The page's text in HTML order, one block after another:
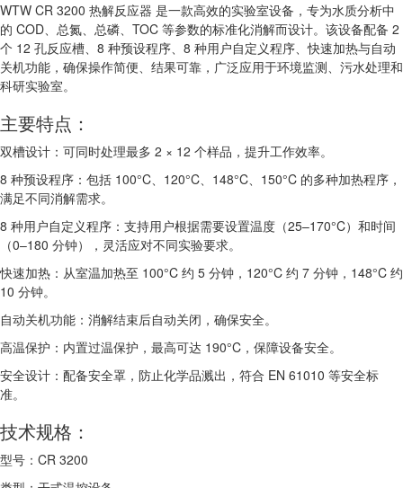
WTW CR 3200 热解反应器 是一款高效的实验室设备，专为水质分析中
的 COD、总氮、总磷、TOC 等参数的标准化消解而设计。该设备配备 2
个 12 孔反应槽、8 种预设程序、8 种用户自定义程序、快速加热与自动
关机功能，确保操作简便、结果可靠，广泛应用于环境监测、污水处理和
科研实验室。
主要特点：
双槽设计：可同时处理最多 2 × 12 个样品，提升工作效率。
8 种预设程序：包括 100°C、120°C、148°C、150°C 的多种加热程序，
满足不同消解需求。
8 种用户自定义程序：支持用户根据需要设置温度（25–170°C）和时间
（0–180 分钟），灵活应对不同实验要求。
快速加热：从室温加热至 100°C 约 5 分钟，120°C 约 7 分钟，148°C 约
10 分钟。
自动关机功能：消解结束后自动关闭，确保安全。
高温保护：内置过温保护，最高可达 190°C，保障设备安全。
安全设计：配备安全罩，防止化学品溅出，符合 EN 61010 等安全标
准。
技术规格：
型号：CR 3200